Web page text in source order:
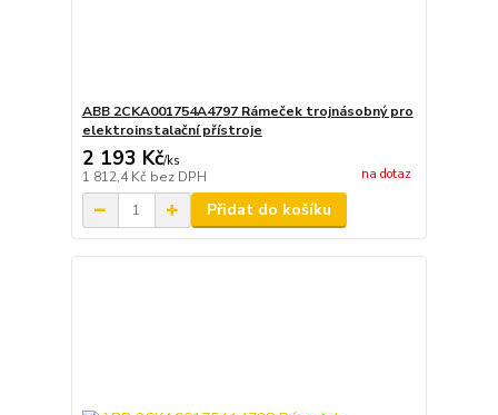
ABB 2CKA001754A4797 Rámeček trojnásobný pro
elektroinstalační přístroje
2 193 Kč/ks
1 812,4 Kč bez DPH na dotaz
Přidat do košíku